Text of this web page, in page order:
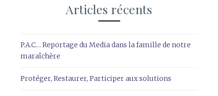
Articles récents
P.A.C… Reportage du Media dans la famille de notre
maraîchère
Protéger, Restaurer, Participer aux solutions